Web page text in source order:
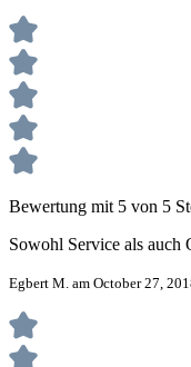
Bewertung mit 5 von 5
Sowohl Service als
Egbert M. am October 27,